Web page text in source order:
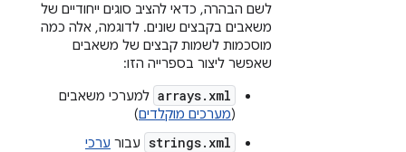
לשם הבהרה, כדאי להציב סוגים ייחודיים של
משאבים בקבצים שונים. לדוגמה, אלה כמה
מוסכמות לשמות קבצים של משאבים
שאפשר ליצור בספרייה הזו:
arrays.xml למערכי משאבים
(מערכים מוקלדים)
strings.xml עבור ערכי